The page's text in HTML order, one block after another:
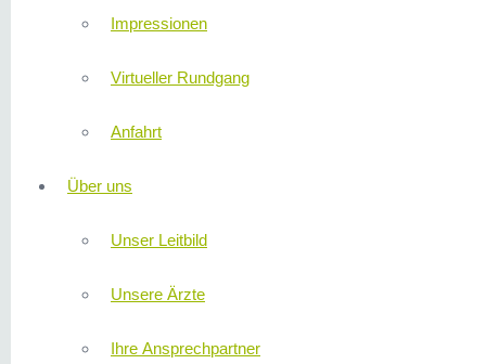
Impressionen
Virtueller Rundgang
Anfahrt
Über uns
Unser Leitbild
Unsere Ärzte
Ihre Ansprechpartner